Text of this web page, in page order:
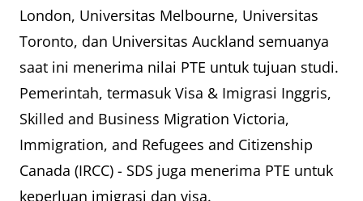
London, Universitas Melbourne, Universitas
Toronto, dan Universitas Auckland semuanya
saat ini menerima nilai PTE untuk tujuan studi.
Pemerintah, termasuk Visa & Imigrasi Inggris,
Skilled and Business Migration Victoria,
Immigration, and Refugees and Citizenship
Canada (IRCC) - SDS juga menerima PTE untuk
keperluan imigrasi dan visa.